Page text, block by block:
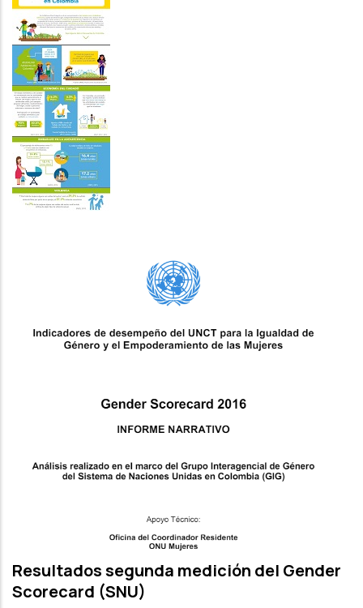
Resultados segunda medición del Gender
Scorecard (SNU)